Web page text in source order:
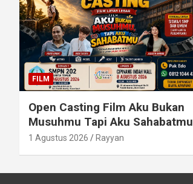
FILM
Open Casting Film Aku Bukan
Musuhmu Tapi Aku Sahabatmu
1 Agustus 2026 Rayyan